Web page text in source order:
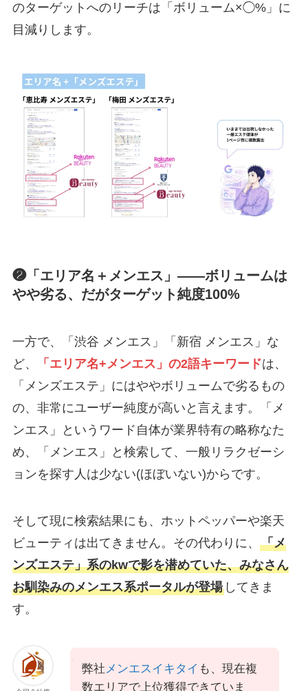
のターゲットへのリーチは「ボリューム×◯%」に
目減りします。
❷「エリア名＋メンエス」——ボリュームは
やや劣る、だがターゲット純度100%
一方で、「渋谷 メンエス」「新宿 メンエス」な
ど、
「エリア名+メンエス」の2語キーワードは、
「メンズエステ」にはややボリュームで劣るもの
の、非常にユーザー純度が高いと言えます。「メ
ンエス」というワード自体が業界特有の略称なた
め、「メンエス」と検索して、一般リラクゼーシ
ョンを探す人は少ない(ほぼいない)からです。
そして現に検索結果にも、ホットペッパーや楽天
ビューティは出てきません。その代わりに、 「メ
ンズエステ」系のkwで影を潜めていた、みなさん
お馴染みのメンエス系ポータルが登場してきま
す。
弊社 メンエスイキタイ も、現在複
数エリアで上位獲得できていま